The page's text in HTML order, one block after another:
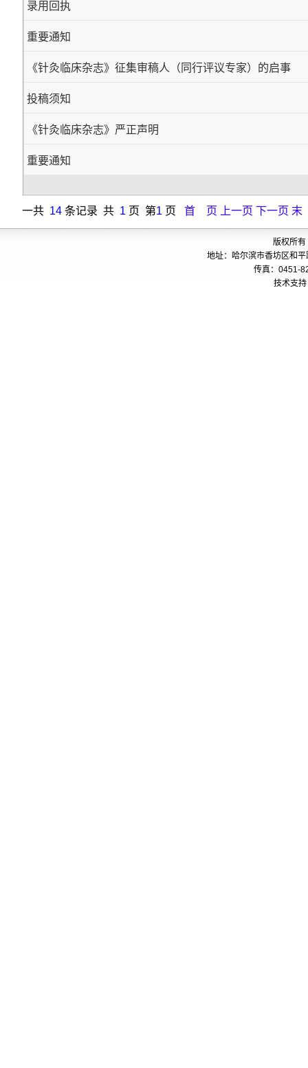
录用回执
重要通知
《针灸临床杂志》征集审稿人（同行评议专家）的启事
投稿须知
《针灸临床杂志》严正声明
重要通知
一共 14 条记录 共 1 页 第1 页 首 页 上一页 下一页
版权所
地址：哈尔滨市香坊区和
传真：0451-
技术支